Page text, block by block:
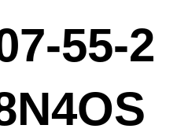
55-